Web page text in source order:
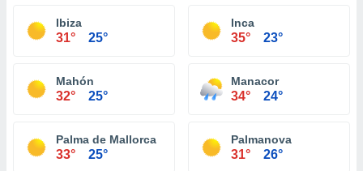
Ibiza
31° 25°
Inca
35° 23°
Mahón
32° 25°
Manacor
34° 24°
Palma de Mallorca
33° 25°
Palmanova
31° 26°